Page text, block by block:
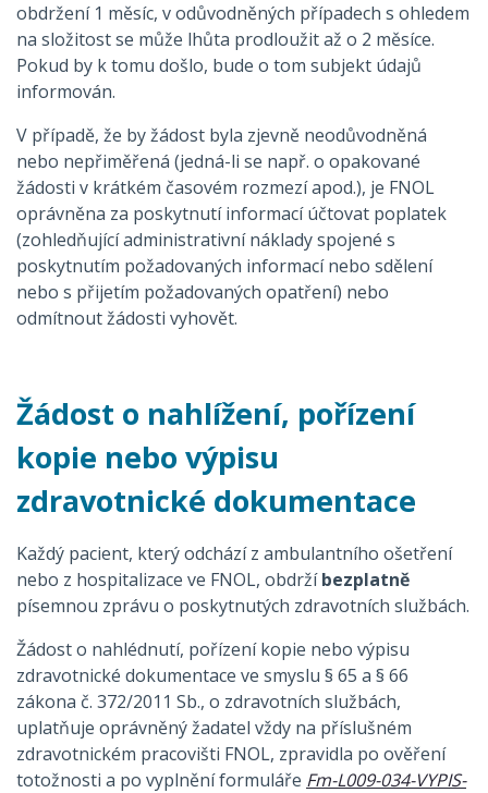
obdržení 1 měsíc, v odůvodněných případech s ohledem
na složitost se může lhůta prodloužit až o 2 měsíce.
Pokud by k tomu došlo, bude o tom subjekt údajů
informován.
V případě, že by žádost byla zjevně neodůvodněná
nebo nepřiměřená (jedná-li se např. o opakované
žádosti v krátkém časovém rozmezí apod.), je FNOL
oprávněna za poskytnutí informací účtovat poplatek
(zohledňující administrativní náklady spojené s
poskytnutím požadovaných informací nebo sdělení
nebo s přijetím požadovaných opatření) nebo
odmítnout žádosti vyhovět.
Žádost o nahlížení, pořízení
kopie nebo výpisu
zdravotnické dokumentace
Každý pacient, který odchází z ambulantního ošetření
nebo z hospitalizace ve FNOL, obdržíbezplatně
písemnou zprávu o poskytnutých zdravotních službách.
Žádost o nahlédnutí, pořízení kopie nebo výpisu
zdravotnické dokumentace ve smyslu § 65 a § 66
zákona č. 372/2011 Sb., o zdravotních službách,
uplatňuje oprávněný žadatel vždy na příslušném
zdravotnickém pracovišti FNOL, zpravidla po ověření
totožnosti a po vyplnění formuláře Fm-L009-034-VYPIS-